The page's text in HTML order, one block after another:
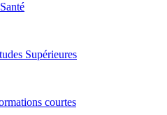
Supérieures
courtes